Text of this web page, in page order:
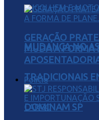
MUDANÇA NO
TRADICIONAIS
DOMINAM SP
GERAÇÃO
MUDA A FORMA
Polícia